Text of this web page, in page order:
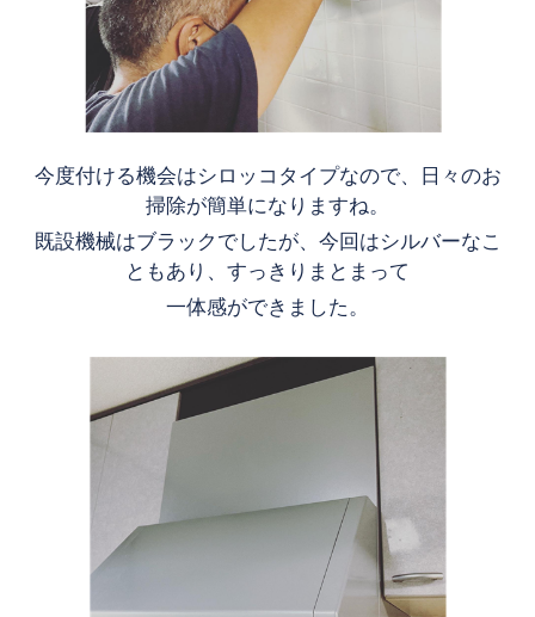
今度付ける機会はシロッコタイプなので、日々のお
掃除が簡単になりますね。
既設機械はブラックでしたが、今回はシルバーなこ
ともあり、すっきりまとまって
一体感ができました。